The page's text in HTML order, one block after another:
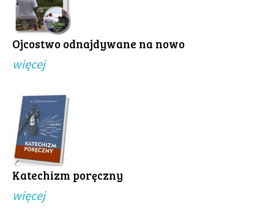
Ojcostwo odnajdywane na nowo
więcej
Katechizm poręczny
więcej